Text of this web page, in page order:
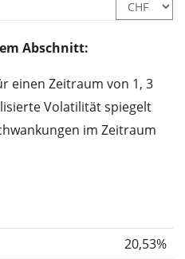
Abschnitt:
einen Zeitraum von 1, 3
Volatilität spiegelt
im Zeitraum
Vergangenheit
risikoreicher. Wir
20,53%